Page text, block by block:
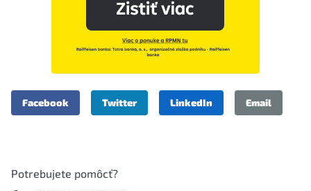
Facebook Twitter LinkedIn Email
Potrebujete pomôcť?